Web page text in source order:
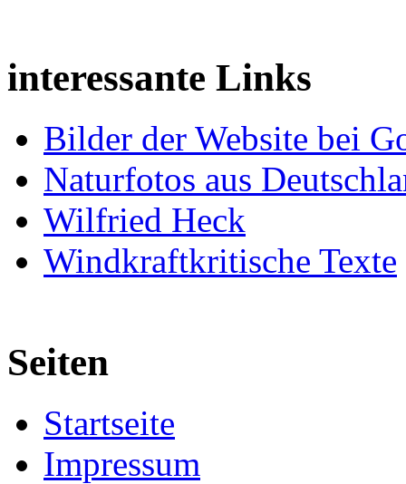
interessante Links
Bilder der Website bei
Naturfotos aus
Wilfried Heck
Windkraftkritische Texte
Seiten
Startseite
Impressum